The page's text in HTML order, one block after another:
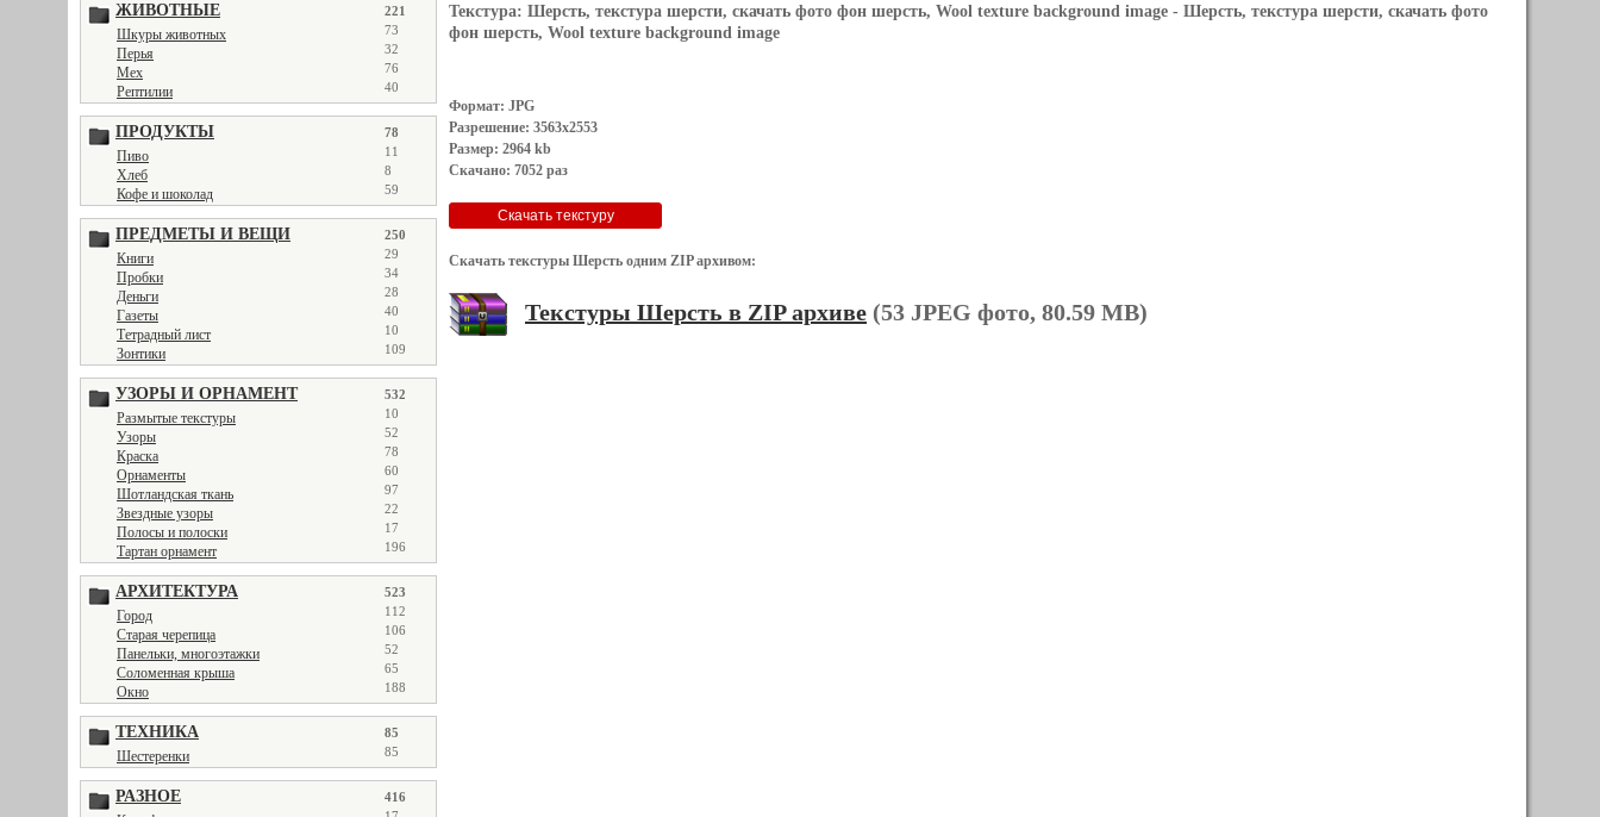
ЖИВОТНЫЕ 221
Шкуры животных 73
Перья 32
Мех 76
Рептилии 40
ПРОДУКТЫ 78
Пиво 11
Хлеб 8
Кофе и шоколад 59
ПРЕДМЕТЫ И ВЕЩИ 250
Книги 29
Пробки 34
Деньги 28
Газеты 40
Тетрадный лист 10
Зонтики 109
УЗОРЫ И ОРНАМЕНТ 532
Размытые текстуры 10
Узоры 52
Краска 78
Орнаменты 60
Шотландская ткань 97
Звездные узоры 22
Полосы и полоски 17
Тартан орнамент 196
АРХИТЕКТУРА 523
Город 112
Старая черепица 106
Панельки, многоэтажки 52
Соломенная крыша 65
Окно 188
ТЕХНИКА 85
Шестеренки 85
РАЗНОЕ 416
Текстура: Шерсть, текстура шерсти, скачать фото фон шерсть, Wool texture background image - Шерсть, текстура шерсти, скачать фото
фон шерсть, Wool texture background image
Формат: JPG
Разрешение: 3563x2553
Размер: 2964 kb
Скачано: 7052 раз
Скачать текстуры Шерсть одним ZIP архивом:
Текстуры Шерсть в ZIP архиве (53 JPEG фото, 80.59 MB)